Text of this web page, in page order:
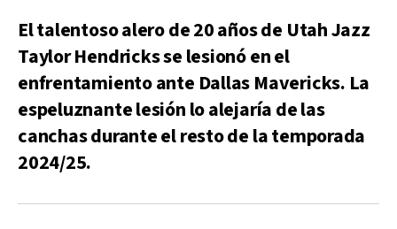
El talentoso alero de 20 años de Utah Jazz
Taylor Hendricks se lesionó en el
enfrentamiento ante Dallas Mavericks. La
espeluznante lesión lo alejaría de las
canchas durante el resto de la temporada
2024/25.